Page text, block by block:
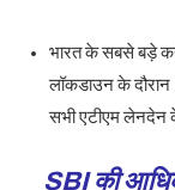
भारत के सबसे बड़े
लॉकडाउन के
सभी एटीएम लेनदेन
SBI की